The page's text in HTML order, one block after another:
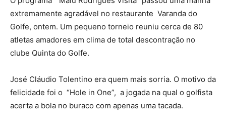
extremamente agradável no restaurante Varanda do
Golfe, ontem. Um pequeno torneio reuniu cerca de 80
atletas amadores em clima de total descontração no
clube Quinta do Golfe.
José Cláudio Tolentino era quem mais sorria. O motivo da
felicidade foi o “Hole in One”, a jogada na qual o golfista
acerta a bola no buraco com apenas uma tacada.